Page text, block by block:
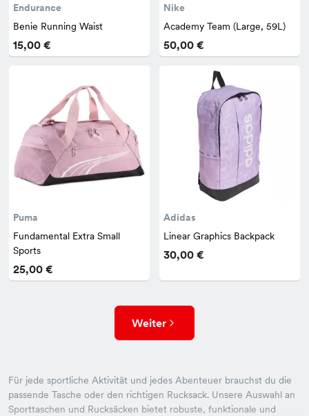
Endurance
Benie Running Waist
15,00 €
Nike
Academy Team (Large, 59L)
50,00 €
Puma
Fundamental Extra Small
Sports
25,00 €
Adidas
Linear Graphics Backpack
30,00 €
Weiter
Für jede sportliche Aktivität und jedes Abenteuer brauchst du die
passende Tasche oder den richtigen Rucksack. Unsere Auswahl an
Sporttaschen und Rucksäcken bietet robuste, funktionale und